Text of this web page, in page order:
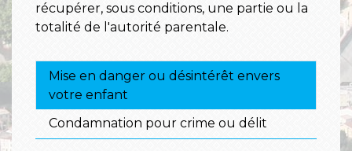
récupérer, sous conditions, une partie ou la
totalité de l'autorité parentale.
Mise en danger ou désintérêt envers
votre enfant
Condamnation pour crime ou délit